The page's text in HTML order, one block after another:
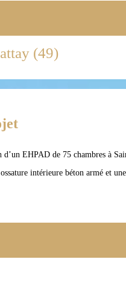
(49)
EHPAD de 75 chambres à
intérieure béton armé et